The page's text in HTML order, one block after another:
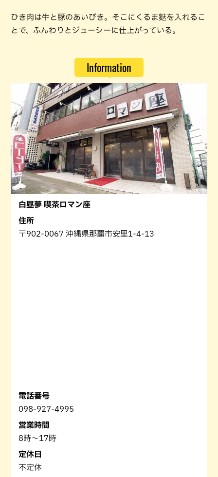
ひき肉は牛と豚のあいびき。そこにくるま麩を入れるこ
とで、ふんわりとジューシーに仕上がっている。
Information
白昼夢 喫茶ロマン座
住所
〒902-0067 沖縄県那覇市安里1-4-13
電話番号
098-927-4995
営業時間
8時～17時
定休日
不定休